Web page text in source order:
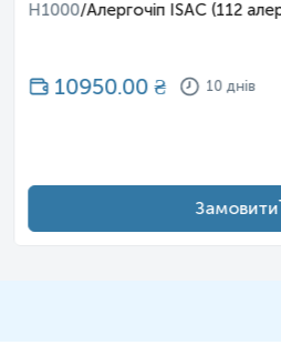
H1000/Алергочіп ISAC (112
10950.00₴ 10 днів
Замовити